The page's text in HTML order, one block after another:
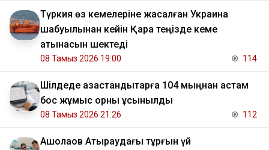
Түркия өз кемелеріне жасалған Украина
шабуылынан кейін Қара теңізде кеме
қатынасын шектеді
08 Тамыз 2026 19:00 114
​Шілдеде қазақстандықтарға 104 мыңнан астам
бос жұмыс орны ұсынылды
08 Тамыз 2026 21:26 112
​Ақшолақов Атыраудағы тұрғын үй